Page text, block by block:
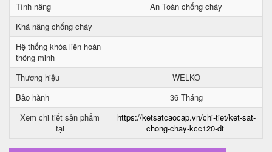
Tính năng
An Toàn chống cháy
Khả năng chống cháy
Hệ thống khóa liên hoàn
thông minh
Thương hiệu
WELKO
Bảo hành
36 Tháng
Xem chi tiết sản phẩm
tại
https://ketsatcaocap.vn/chi-tiet/ket-sat-
chong-chay-kcc120-dt